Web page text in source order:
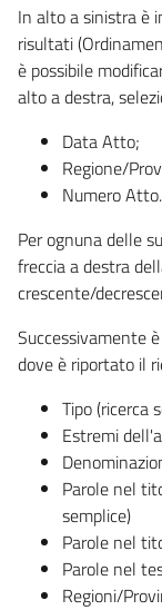
In alto a sinistra è
risultati
è possibile
alto a destra,
Data Atto;
Regione/
Numero Atto.
Per ognuna delle
freccia a destra
crescente/
Successivamente
dove è riportato il
Tipo (ricerca
Estremi
Parole nel
semplice)
Parole nel
Parole nel
Regioni/